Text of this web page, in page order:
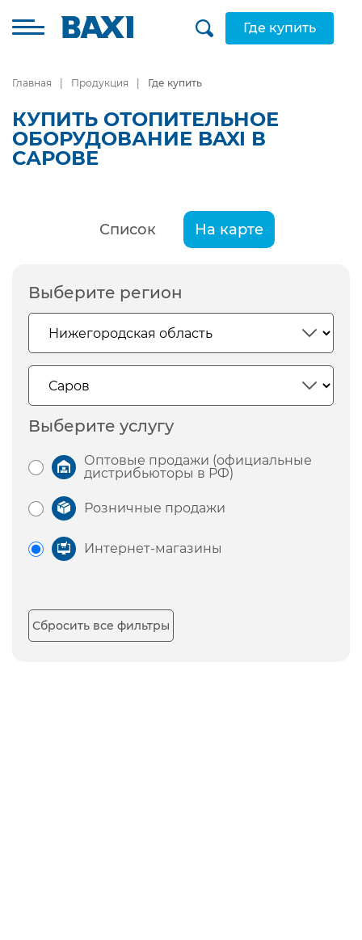
Где купить
Главная Продукция Где купить
КУПИТЬ ОТОПИТЕЛЬНОЕ
ОБОРУДОВАНИЕ BAXI В
САРОВЕ
Список На карте
Выберите регион
Выберите услугу
Оптовые продажи (официальные
дистрибьюторы в РФ)
Розничные продажи
Интернет-магазины
Сбросить все фильтры